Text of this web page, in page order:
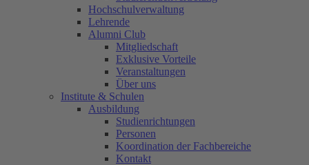
Hochschulverwaltung
Lehrende
Alumni Club
Mitgliedschaft
Exklusive Vorteile
Veranstaltungen
Über uns
Institute & Schulen
Ausbildung
Studienrichtungen
Personen
Koordination der Fachbereiche
Kontakt